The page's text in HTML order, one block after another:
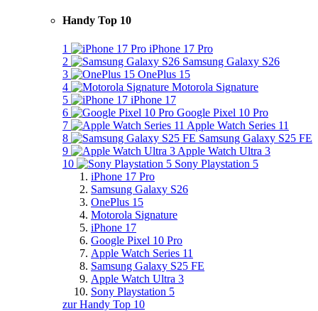
Handy Top 10
1
iPhone 17 Pro
2
Samsung Galaxy S26
3
OnePlus 15
4
Motorola Signature
5
iPhone 17
6
Google Pixel 10 Pro
7
Apple Watch Series 11
8
Samsung Galaxy S25 FE
9
Apple Watch Ultra 3
10
Sony Playstation 5
iPhone 17 Pro
Samsung Galaxy S26
OnePlus 15
Motorola Signature
iPhone 17
Google Pixel 10 Pro
Apple Watch Series 11
Samsung Galaxy S25 FE
Apple Watch Ultra 3
Sony Playstation 5
zur Handy Top 10